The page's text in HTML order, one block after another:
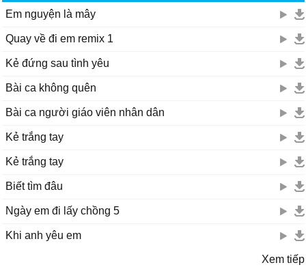
Em nguyện là mây
Quay về đi em remix 1
Kẻ đứng sau tình yêu
Bài ca không quên
Bài ca người giáo viên nhân dân
Kẻ trắng tay
Kẻ trắng tay
Biết tìm đâu
Ngày em đi lấy chồng 5
Khi anh yêu em
Xem tiếp